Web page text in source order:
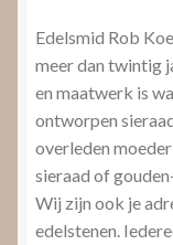
Edelsmid Rob
meer dan twintig
en maatwerk is
ontworpen
overleden
sieraad of
Wij zijn ook je
edelstenen.